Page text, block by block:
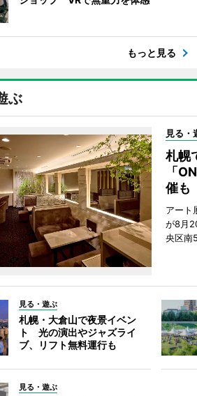
もっと見る
ぶ
見る・
札幌
「
催も
アート
が8月
央区南
見る・遊ぶ
札幌・大倉山で夜景イベン
ト 光の演出やジャズライ
ブ、リフト無料運行も
見る・遊ぶ